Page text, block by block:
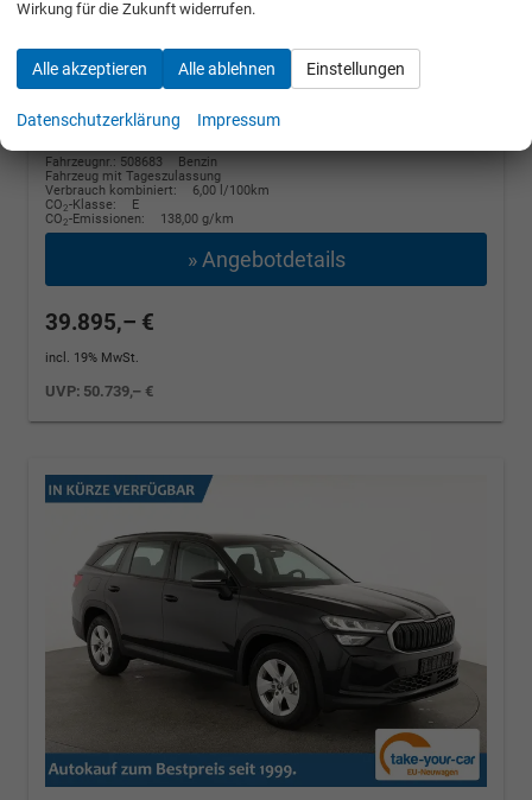
Winter, 4 J.- Garantie
110 kW (150 PS), Automatik, Frontantrieb
unverbindliche Lieferzeit:14 Tage
Stahl Grau
Fahrzeugnr.: 508683
Benzin
Fahrzeug mit Tageszulassung
Verbrauch kombiniert:
6,00 l/100km
CO2-Klasse:
E
CO2-Emissionen: 138,00 g/km
» Angebotdetails
39.895,– €
incl. 19% MwSt.
UVP: 50.739,– €
Wirkung für die Zukunft widerrufen.
Alle akzeptieren Alle ablehnen Einstellungen
Datenschutzerklärung Impressum